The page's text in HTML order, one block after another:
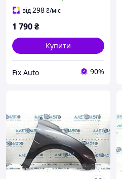
сталь 1.2 mm
від298₴/міс
1 790₴
Купити
Fix Auto 90%